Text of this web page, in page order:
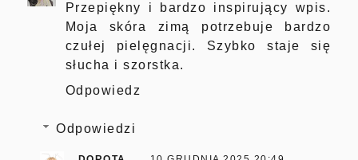
Przepiękny i bardzo inspirujący wpis.
Moja skóra zimą potrzebuje bardzo
czułej pielęgnacji. Szybko staje się
słucha i szorstka.
Odpowiedz
Odpowiedzi